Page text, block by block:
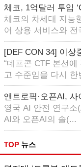
체코, 1억달러 투입
체코의 차세대 지능
어 상용 서비스와 전
[DEF CON 34] 이상
“데프콘 CTF 본선
고 수준임을 다시 한
앤트로픽·오픈AI,
영국 AI 안전 연구
AI와 오픈AI의 솔(...
TOP 뉴스